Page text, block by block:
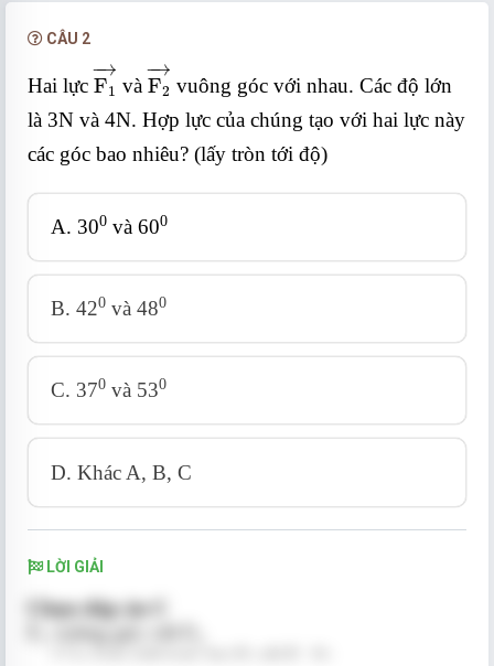
Tại điểm cao nhất áp lực ô tô lên mặt đường là
N = P - F ht
CÂU 2
Hai lực
−
→
F1
1
và
−
→
F2
2
vuông góc với nhau. Các độ lớn
là 3N và 4N. Hợp lực của chúng tạo với hai lực này
các góc bao nhiêu? (lấy tròn tới độ)
A. 300 và 600
B. 420 và 480
C. 370 và 530
D. Khác A, B, C
LỜI GIẢI
Chọn đáp án C